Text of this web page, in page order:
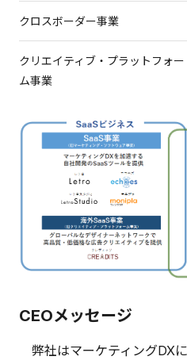
クロスボーダー事業
クリエイティブ・プラットフォー
ム事業
CEOメッセージ
弊社はマーケティングDX